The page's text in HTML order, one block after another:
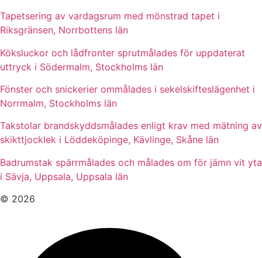
Tapetsering av vardagsrum med mönstrad tapet i
Riksgränsen, Norrbottens län
Köksluckor och lådfronter sprutmålades för uppdaterat
uttryck i Södermalm, Stockholms län
Fönster och snickerier ommålades i sekelskifteslägenhet i
Norrmalm, Stockholms län
Takstolar brandskyddsmålades enligt krav med mätning av
skikttjocklek i Löddeköpinge, Kävlinge, Skåne län
Badrumstak spärrmålades och målades om för jämn vit yta
i Sävja, Uppsala, Uppsala län
© 2026